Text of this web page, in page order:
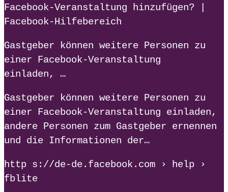
Facebook-Veranstaltung hinzufügen? |
Facebook-Hilfebereich
Gastgeber können weitere Personen zu
einer Facebook-Veranstaltung
einladen, …
Gastgeber können weitere Personen zu
einer Facebook-Veranstaltung einladen,
andere Personen zum Gastgeber ernennen
und die Informationen der…
http s://de-de.facebook.com › help ›
fblite